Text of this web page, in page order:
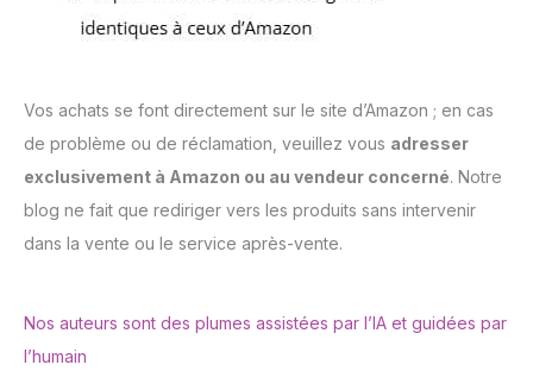
Vos achats se font directement sur le site d’Amazon ; en cas
de problème ou de réclamation, veuillez vous adresser
exclusivement à Amazon ou au vendeur concerné. Notre
blog ne fait que rediriger vers les produits sans intervenir
dans la vente ou le service après-vente.
Nos auteurs sont des plumes assistées par l’IA et guidées par
l’humain